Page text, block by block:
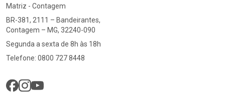
Matriz - Contagem
BR-381, 2111 – Bandeirantes,
Contagem – MG, 32240-090
Segunda a sexta de 8h às 18h
Telefone: 0800 727 8448